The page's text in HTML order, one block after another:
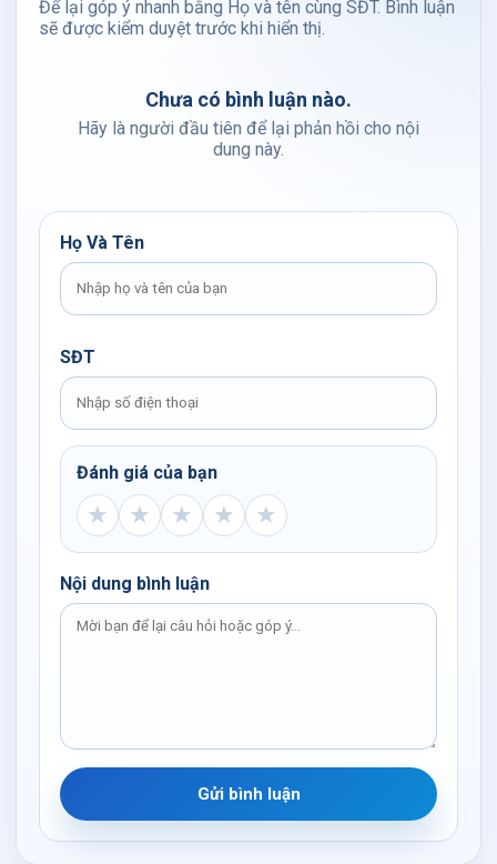
Để lại góp ý nhanh bằng Họ và tên cùng SĐT. Bình luận
sẽ được kiểm duyệt trước khi hiển thị.
Chưa có bình luận nào.
Hãy là người đầu tiên để lại phản hồi cho nội
dung này.
Họ Và Tên
SĐT
Đánh giá của bạn
★ ★ ★ ★ ★
Nội dung bình luận
Gửi bình luận